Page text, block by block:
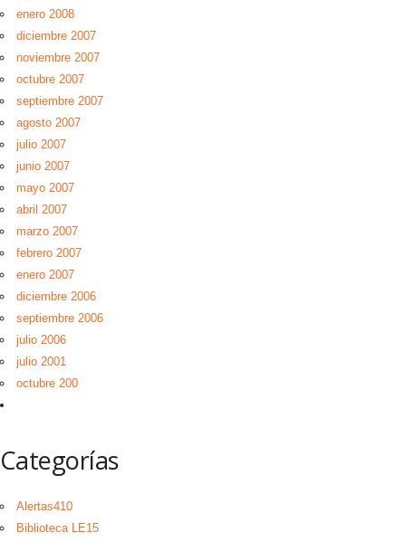
enero 2008
diciembre 2007
noviembre 2007
octubre 2007
septiembre 2007
agosto 2007
julio 2007
junio 2007
mayo 2007
abril 2007
marzo 2007
febrero 2007
enero 2007
diciembre 2006
septiembre 2006
julio 2006
julio 2001
octubre 200
Categorías
Alertas410
Biblioteca LE15